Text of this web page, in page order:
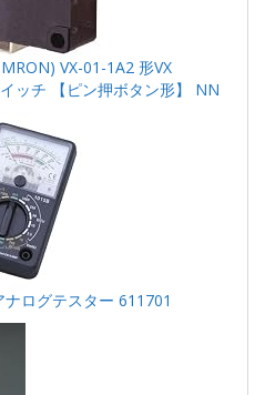
VX-01-1A2 形VX
ッチ 【ピン押ボタン形】 NN
ナログテスター 611701